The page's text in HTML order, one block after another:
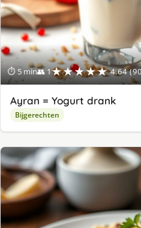
⏱ 5 min👥 1★★★★★ 4.64
Ayran = Yogurt drank
Bijgerechten